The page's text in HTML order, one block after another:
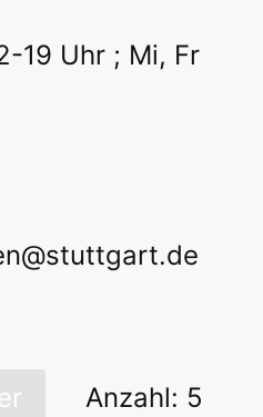
19 Uhr ; Mi, Fr
Anzahl: 5